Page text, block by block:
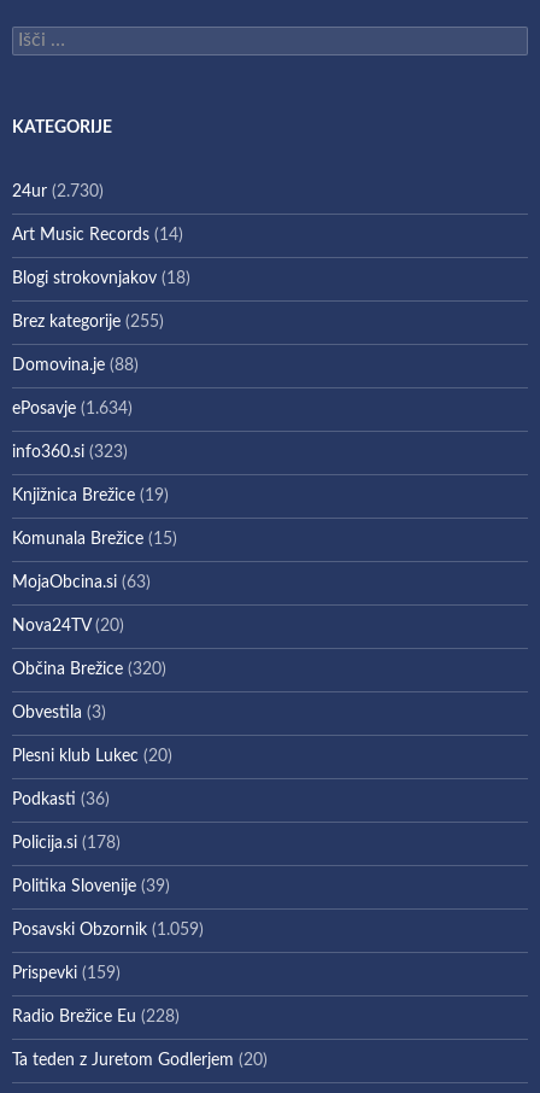
Išči:
KATEGORIJE
24ur (2.730)
Art Music Records (14)
Blogi strokovnjakov (18)
Brez kategorije (255)
Domovina.je (88)
ePosavje (1.634)
info360.si (323)
Knjižnica Brežice (19)
Komunala Brežice (15)
MojaObcina.si (63)
Nova24TV(20)
Občina Brežice (320)
Obvestila (3)
Plesni klub Lukec (20)
Podkasti (36)
Policija.si (178)
Politika Slovenije (39)
Posavski Obzornik (1.059)
Prispevki (159)
Radio Brežice Eu (228)
Ta teden z Juretom Godlerjem (20)